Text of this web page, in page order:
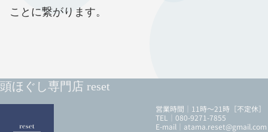
ことに繋がります。
頭ほぐし専門店 reset
営業時間｜11時～21時［不定休］
TEL｜080-9271-7855
E-mail｜atama.reset@gmail.com